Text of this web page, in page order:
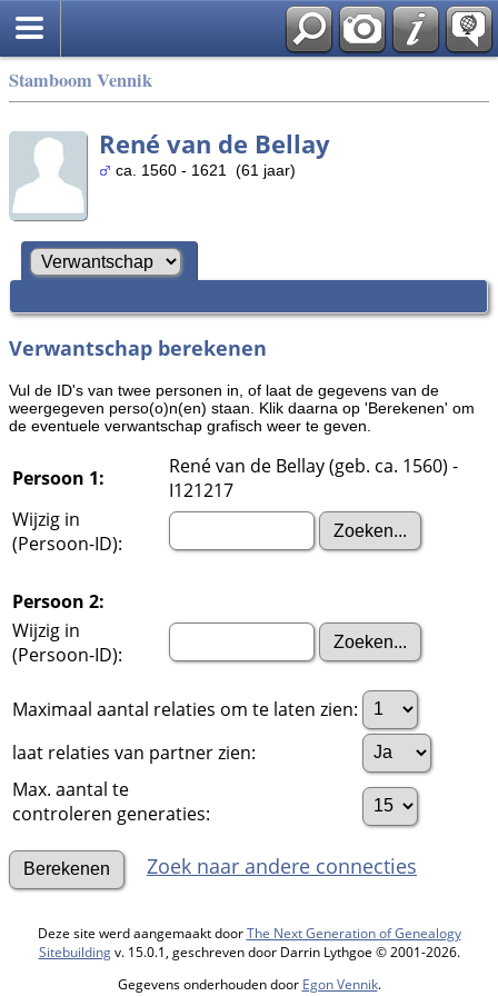
Stamboom Vennik
René van de Bellay
ca. 1560 - 1621 (61 jaar)
Verwantschap berekenen
Vul de ID's van twee personen in, of laat de gegevens van de
weergegeven perso(o)n(en) staan. Klik daarna op 'Berekenen' om
de eventuele verwantschap grafisch weer te geven.
Persoon 1:
René van de Bellay (geb. ca. 1560) -
I121217
Wijzig in
(Persoon-ID):
Persoon 2:
Wijzig in
(Persoon-ID):
Maximaal aantal relaties om te laten zien:
laat relaties van partner zien:
Max. aantal te
controleren generaties:
Zoek naar andere connecties
Deze site werd aangemaakt doorThe Next Generation of Genealogy
Sitebuildingv. 15.0.1, geschreven door Darrin Lythgoe © 2001-2026.
Gegevens onderhouden door Egon Vennik.